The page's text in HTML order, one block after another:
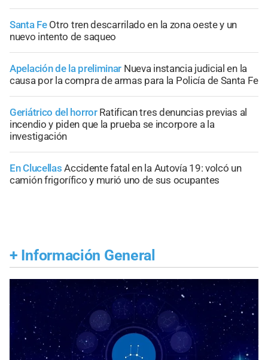
Santa Fe Otro tren descarrilado en la zona oeste y un
nuevo intento de saqueo
Apelación de la preliminar Nueva instancia judicial en la
causa por la compra de armas para la Policía de Santa Fe
Geriátrico del horror Ratifican tres denuncias previas al
incendio y piden que la prueba se incorpore a la
investigación
En Clucellas Accidente fatal en la Autovía 19: volcó un
camión frigorífico y murió uno de sus ocupantes
+ Información General